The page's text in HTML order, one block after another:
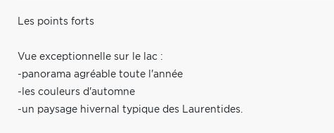
Les points forts
Vue exceptionnelle sur le lac :
-panorama agréable toute l'année
-les couleurs d'automne
-un paysage hivernal typique des Laurentides.